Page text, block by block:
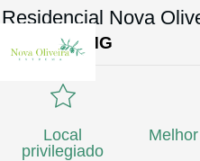
Residencial Nova
Extrema - MG
Local
privilegiado